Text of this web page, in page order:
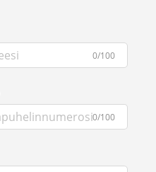
0/100
0/100